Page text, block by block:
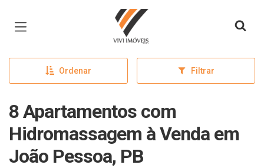
Página inicial
Ordenar Filtrar
8 Apartamentos com
Hidromassagem à Venda em
João Pessoa, PB